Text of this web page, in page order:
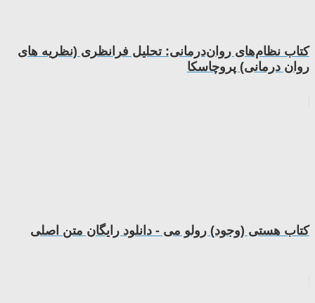
کتاب نظام‌های روان‌درمانی: تحلیل فرانظری (نظریه های
روان درمانی) پروچاسکا
کتاب هستی (وجود) رولو می - دانلود رایگان متن اصلی